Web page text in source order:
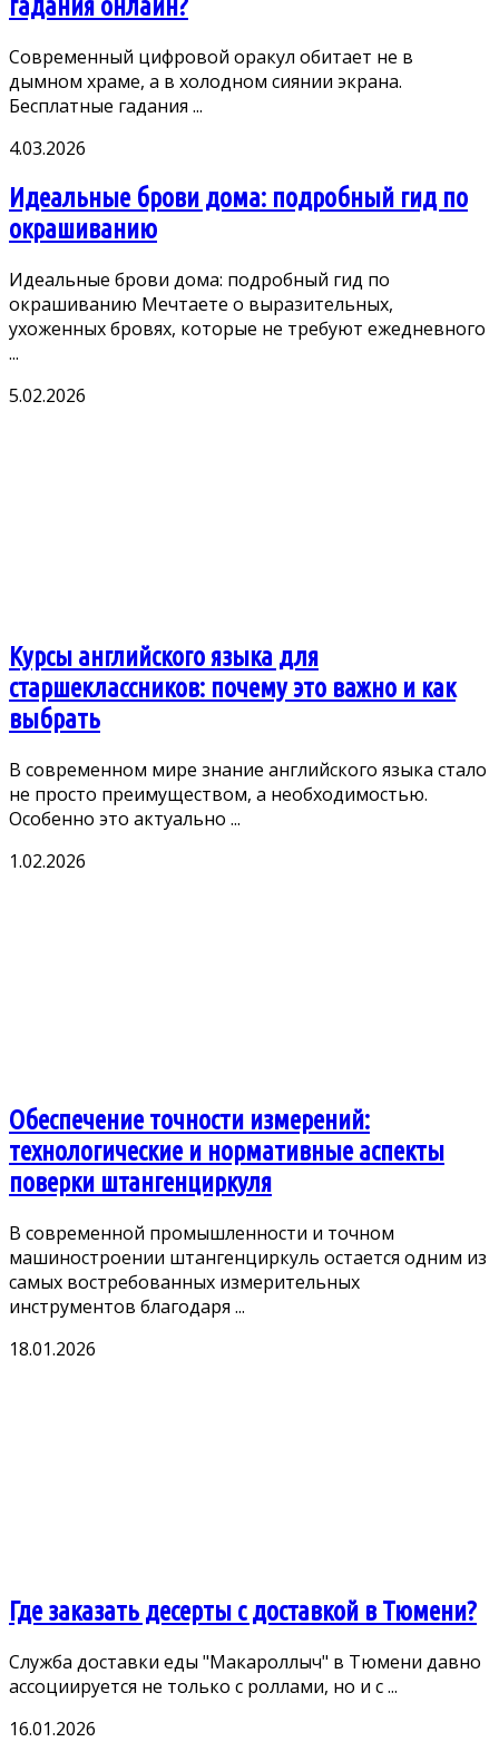
Современный цифровой оракул обитает не в
дымном храме, а в холодном сиянии экрана.
Бесплатные гадания ...
4.03.2026
Идеальные брови дома: подробный гид по
окрашиванию
Идеальные брови дома: подробный гид по
окрашиванию Мечтаете о выразительных,
ухоженных бровях, которые не требуют ежедневного
...
5.02.2026
Курсы английского языка для
старшеклассников: почему это важно и как
выбрать
В современном мире знание английского языка стало
не просто преимуществом, а необходимостью.
Особенно это актуально ...
1.02.2026
Обеспечение точности измерений:
технологические и нормативные аспекты
поверки штангенциркуля
В современной промышленности и точном
машиностроении штангенциркуль остается одним из
самых востребованных измерительных
инструментов благодаря ...
18.01.2026
Где заказать десерты с доставкой в Тюмени?
Служба доставки еды "Макароллыч" в Тюмени давно
ассоциируется не только с роллами, но и с ...
16.01.2026